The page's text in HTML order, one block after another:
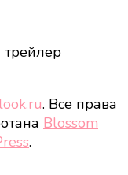
. Все права
Blossom
.